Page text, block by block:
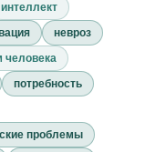
интеллект
невроз
человека
потребность
проблемы